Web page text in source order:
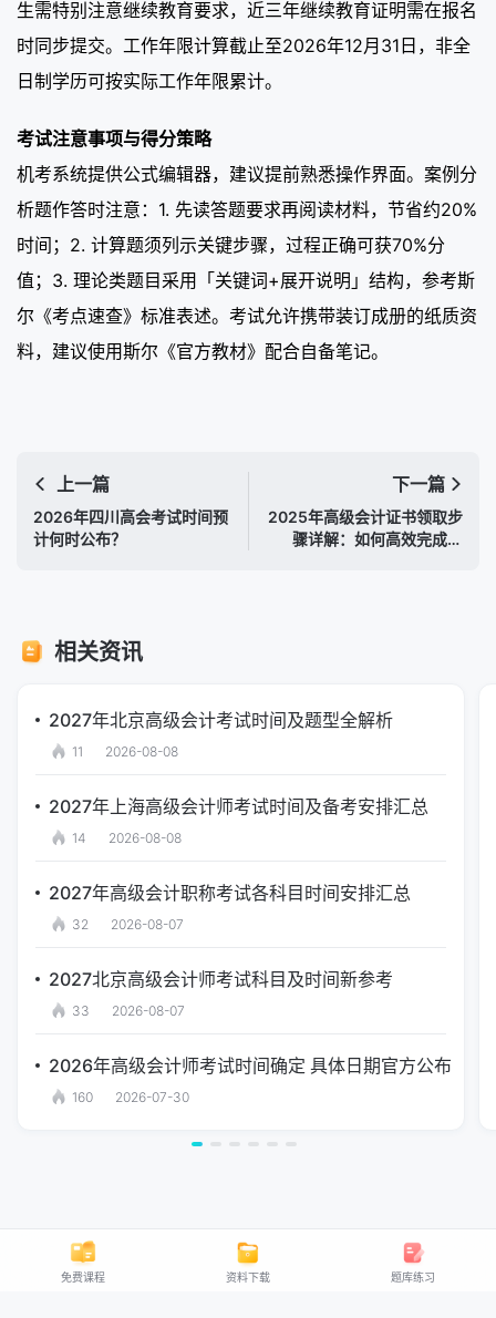
生需特别注意继续教育要求，近三年继续教育证明需在报名
时同步提交。工作年限计算截止至2026年12月31日，非全
日制学历可按实际工作年限累计。
考试注意事项与得分策略
机考系统提供公式编辑器，建议提前熟悉操作界面。案例分
析题作答时注意：1. 先读答题要求再阅读材料，节省约20%
时间；2. 计算题须列示关键步骤，过程正确可获70%分
值；3. 理论类题目采用「关键词+展开说明」结构，参考斯
尔《考点速查》标准表述。考试允许携带装订成册的纸质资
料，建议使用斯尔《官方教材》配合自备笔记。
上一篇
2026年四川高会考试时间预
计何时公布？
下一篇
2025年高级会计证书领取步
骤详解：如何高效完成申
相关资讯
2027年北京高级会计考试时间及题型全解析
11 2026-08-08
2027年上海高级会计师考试时间及备考安排汇总
14 2026-08-08
2027年高级会计职称考试各科目时间安排汇总
32 2026-08-07
2027北京高级会计师考试科目及时间新参考
33 2026-08-07
2026年高级会计师考试时间确定 具体日期官方公布
160 2026-07-30
免费课程 资料下载 题库练习